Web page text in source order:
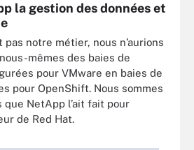
la gestion des données et
pas notre métier, nous n’aurions
mêmes des baies de
pour VMware en baies de
pour OpenShift. Nous sommes
NetApp l’ait fait pour
de Red Hat.